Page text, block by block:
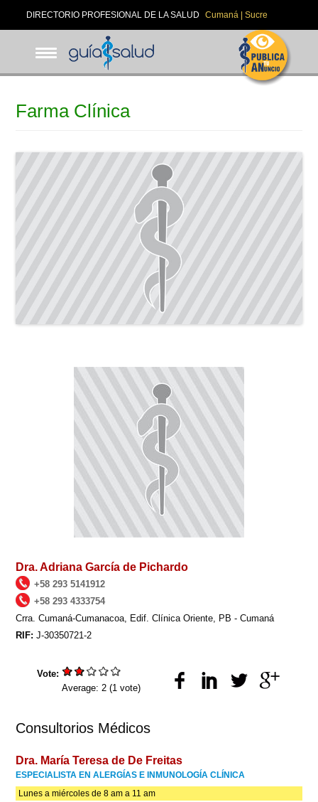
DIRECTORIO PROFESIONAL DE LA SALUD Cumaná | Sucre
Farma Clínica
Dra. Adriana García de Pichardo
+58 293 5141912
+58 293 4333754
Crra. Cumaná-Cumanacoa, Edif. Clínica Oriente, PB - Cumaná
RIF:J-30350721-2
Vote:
Average:2 (1 vote)
Consultorios Médicos
Dra. María Teresa de De Freitas
ESPECIALISTA EN ALERGÍAS E INMUNOLOGÍA CLÍNICA
Lunes a miércoles de 8 am a 11 am